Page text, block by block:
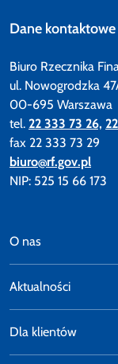
Dane kontaktowe
Biuro Rzecznika
ul. Nowogrodzka
00-695 Warszawa
tel. 22 333 73 26,
fax 22 333 73 29
biuro@rf.gov.pl
NIP: 525 15 66 173
O nas
Aktualności
Dla klientów